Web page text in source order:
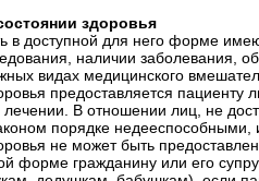
здоровья
в доступной для него форме
наличии заболевания,
видах медицинского
предоставляется
В отношении лиц, не
порядке
не может быть
форме гражданину или его